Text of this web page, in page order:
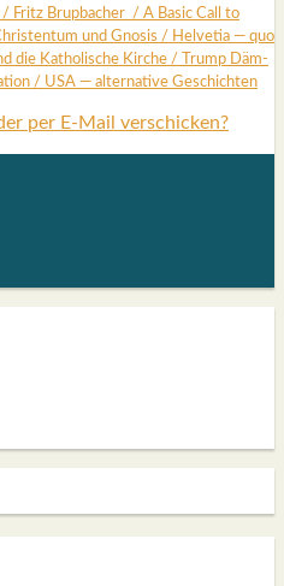
/ Fritz Brup­ba­cher / A Basic Call to
und Gno­sis / Hel­ve­tia — quo
die Katho­li­sche Kir­che / Trump Däm­
/ USA — alter­na­ti­ve Geschich­ten
per E-Mail verschicken?